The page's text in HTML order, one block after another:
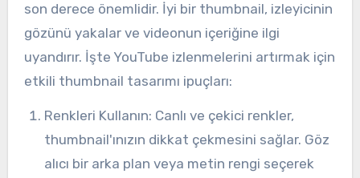
son derece önemlidir. İyi bir thumbnail, izleyicinin
gözünü yakalar ve videonun içeriğine ilgi
uyandırır. İşte YouTube izlenmelerini artırmak için
etkili thumbnail tasarımı ipuçları:
Renkleri Kullanın: Canlı ve çekici renkler,
thumbnail'ınızın dikkat çekmesini sağlar. Göz
alıcı bir arka plan veya metin rengi seçerek